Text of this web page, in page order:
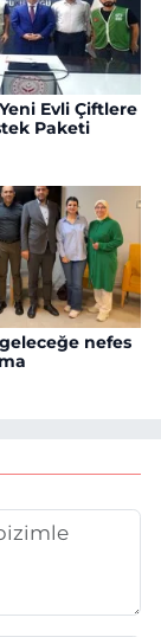
Evli Çiftlere
Paketi
nefes